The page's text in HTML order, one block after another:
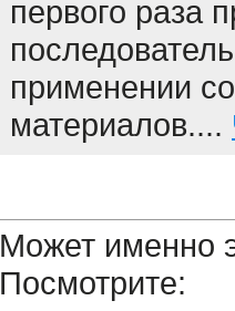
первого раза
применении
материалов....
Может именно
Посмотрите: